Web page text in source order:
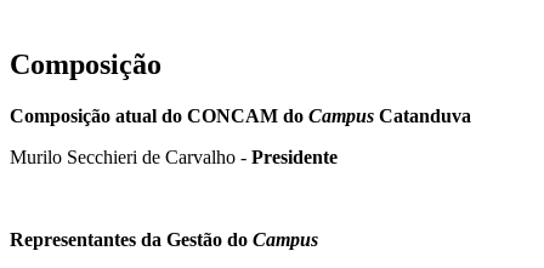
Composição
Composição atual do CONCAM do Campus Catanduva
Murilo Secchieri de Carvalho - Presidente
Representantes da Gestão do Campus